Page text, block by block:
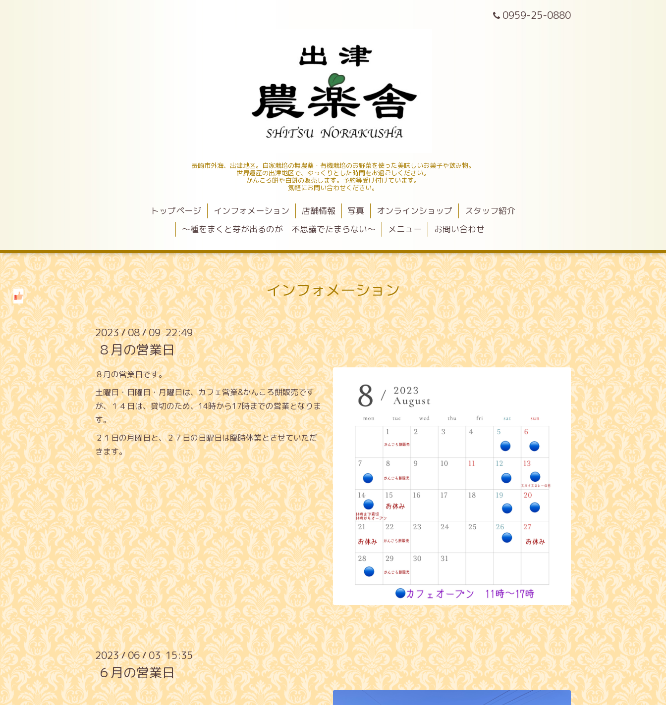
0959-25-0880
長崎市外海、出津地区。自家栽培の無農薬・有機栽培のお野菜を使った美味しいお菓子や飲み物。
世界遺産の出津地区で、ゆっくりとした時間をお過ごしください。
かんころ餅や白餅の販売します。予約等受け付けています。
気軽にお問い合わせください。
トップページ インフォメーション 店舗情報 写真 オンラインショップ
スタッフ紹介
〜種をまくと芽が出るのが 不思議でたまらない〜
メニュー お問い合わせ
インフォメーション
2023/08/09 22:49
８月の営業日
８月の営業日です。
土曜日・日曜日・月曜日は、カフェ営業&かんころ餅販売です
が、１４日は、貸切のため、14時から17時までの営業となりま
す。
２１日の月曜日と、２７日の日曜日は臨時休業とさせていただ
きます。
2023/06/03 15:35
６月の営業日